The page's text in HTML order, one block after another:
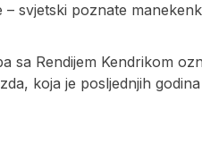
svjetski poznate
sa Rendijem Kendrikom
koja je posljednjih